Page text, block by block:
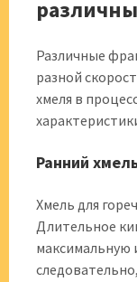
Различные
разной
хмеля в
Ранний
Хмель для
Длительное
максимальную